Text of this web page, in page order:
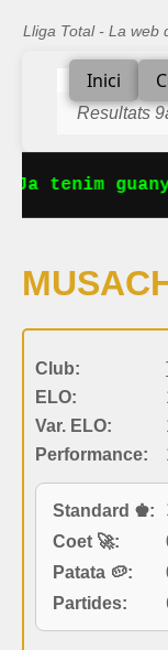
Lliga Total - La web
Inici
Resultats
tenim
Club:
ELO:
Var. ELO:
Performance:
Standard ♚:
Coet 🚀:
Patata 🥔:
Partides: